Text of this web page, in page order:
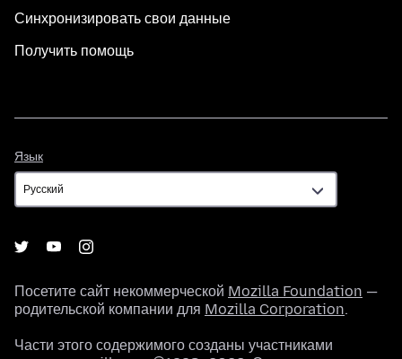
Синхронизировать свои данные
Получить помощь
Язык
Посетите сайт некоммерческой Mozilla Foundation —
родительской компании для Mozilla Corporation.
Части этого содержимого созданы участниками